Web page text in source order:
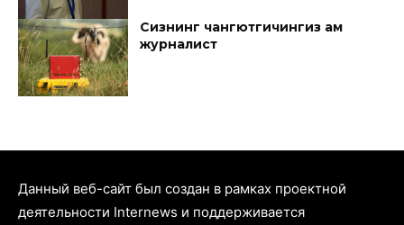
Сизнинг чангютгичингиз ҳам
журналист
Данный веб-сайт был создан в рамках проектной
деятельности Internews и поддерживается